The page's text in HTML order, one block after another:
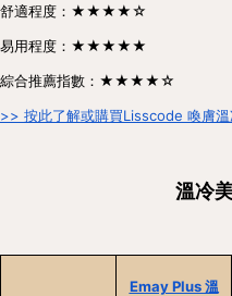
舒適程度：★★★★☆
易用程度：★★★★★
綜合推薦指數：★★★★☆
>> 按此了解或購買Lisscode 喚膚溫
溫冷
Emay Plus 溫